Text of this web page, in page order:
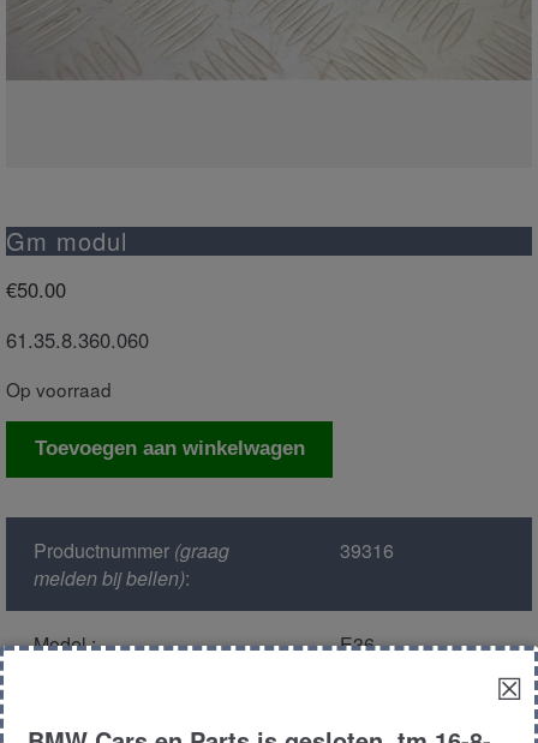
Gm modul
€50.00
61.35.8.360.060
Op voorraad
GmToevoegen aan winkelwagen
Productnummer(graag
melden bij bellen):
39316
Model : E36
☒